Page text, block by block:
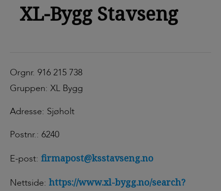
XL-Bygg Stavseng
Orgnr. 916 215 738
Gruppen: XL Bygg
Adresse: Sjøholt
Postnr.: 6240
E-post: firmapost@ksstavseng.no
Nettside: https://www.xl-bygg.no/search?